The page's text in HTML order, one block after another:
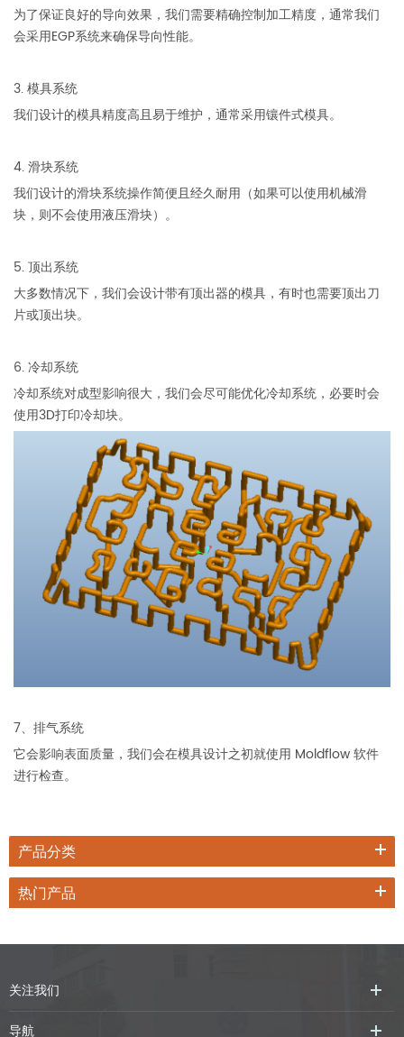
为了保证良好的导向效果，我们需要精确控制加工精度，通常我们
会采用EGP系统来确保导向性能。
3. 模具系统
我们设计的模具精度高且易于维护，通常采用镶件式模具。
4. 滑块系统
我们设计的滑块系统操作简便且经久耐用（如果可以使用机械滑
块，则不会使用液压滑块）。
5. 顶出系统
大多数情况下，我们会设计带有顶出器的模具，有时也需要顶出刀
片或顶出块。
6. 冷却系统
冷却系统对成型影响很大，我们会尽可能优化冷却系统，必要时会
使用3D打印冷却块。
7、排气系统
它会影响表面质量，我们会在模具设计之初就使用 Moldflow 软件
进行检查。
产品分类
热门产品
关注我们
导航